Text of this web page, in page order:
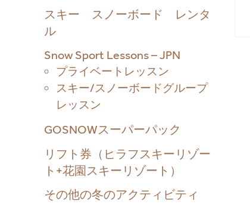
スキー スノーボード レンタ
ル
Snow Sport Lessons – JPN
プライベートレッスン
スキー/スノーボードグループ
レッスン
GOSNOWスーパーパック
リフト券（ヒラフスキーリゾー
ト+花園スキーリゾート）
その他の冬のアクティビティ